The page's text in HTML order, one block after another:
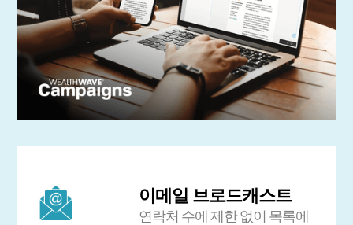
이메일 브로드캐스트
연락처 수에 제한 없이 목록에